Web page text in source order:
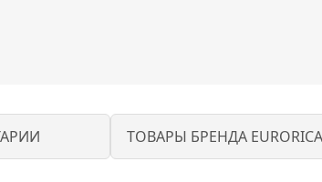
ТОВАРЫ БРЕНДА